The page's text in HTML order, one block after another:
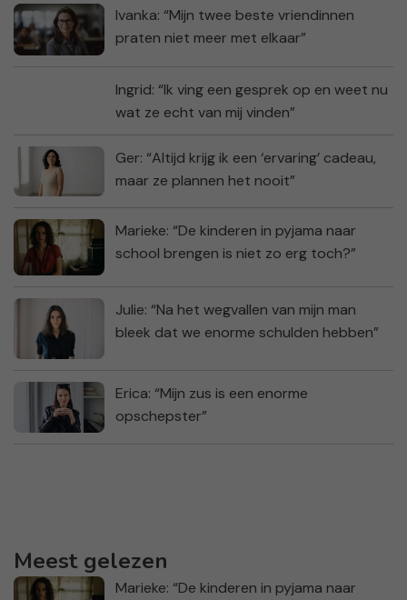
Ivanka: “Mijn twee beste vriendinnen
praten niet meer met elkaar”
Ingrid: “Ik ving een gesprek op en weet nu
wat ze echt van mij vinden”
Ger: “Altijd krijg ik een ‘ervaring’ cadeau,
maar ze plannen het nooit”
Marieke: “De kinderen in pyjama naar
school brengen is niet zo erg toch?”
Julie: “Na het wegvallen van mijn man
bleek dat we enorme schulden hebben”
Erica: “Mijn zus is een enorme
opschepster”
Meest gelezen
Marieke: “De kinderen in pyjama naar